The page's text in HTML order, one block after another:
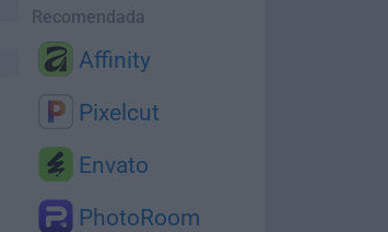
Recomendada
Affinity
Pixelcut
Envato
PhotoRoom